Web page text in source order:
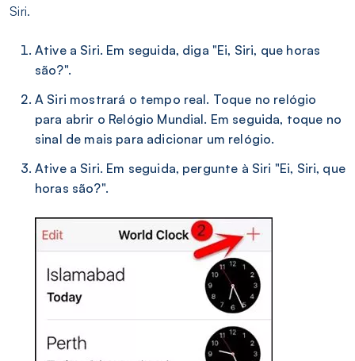
Siri.
Ative a Siri. Em seguida, diga "Ei, Siri, que horas
são?".
A Siri mostrará o tempo real. Toque no relógio
para abrir o Relógio Mundial. Em seguida, toque no
sinal de mais para adicionar um relógio.
Ative a Siri. Em seguida, pergunte à Siri "Ei, Siri, que
horas são?".